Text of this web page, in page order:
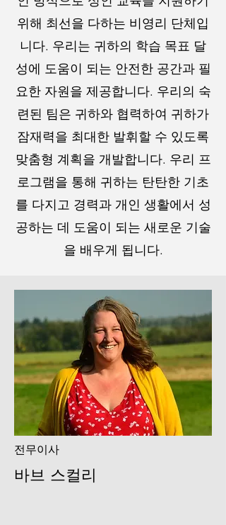
위해 최선을 다하는 비영리 단체입
니다. 우리는 귀하의 학습 목표 달
성에 도움이 되는 안전한 공간과 필
요한 자원을 제공합니다. 우리의 숙
련된 팀은 귀하와 협력하여 귀하가
잠재력을 최대한 발휘할 수 있도록
맞춤형 계획을 개발합니다. 우리 프
로그램을 통해 귀하는 탄탄한 기초
를 다지고 경력과 개인 생활에서 성
공하는 데 도움이 되는 새로운 기술
을 배우게 됩니다.
전무이사
바브 스컬리